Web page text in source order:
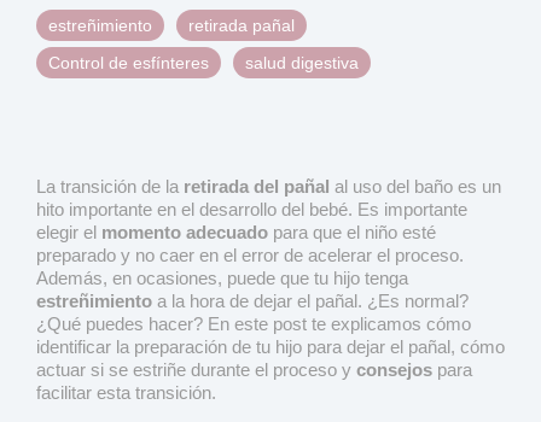
estreñimiento
retirada pañal
Control de esfínteres
salud digestiva
La transición de la retirada del pañal al uso del baño es un
hito importante en el desarrollo del bebé. Es importante
elegir el momento adecuado para que el niño esté
preparado y no caer en el error de acelerar el proceso.
Además, en ocasiones, puede que tu hijo tenga
estreñimiento a la hora de dejar el pañal. ¿Es normal?
¿Qué puedes hacer? En este post te explicamos cómo
identificar la preparación de tu hijo para dejar el pañal, cómo
actuar si se estriñe durante el proceso y consejos para
facilitar esta transición.